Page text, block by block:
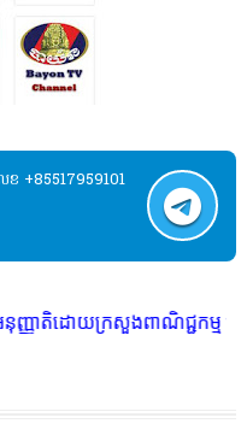
ខ +85517959101
ងពាណិជ្ជកម្ម ក្រសួងការងារ